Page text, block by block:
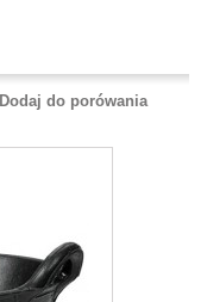
Dodaj do porówania